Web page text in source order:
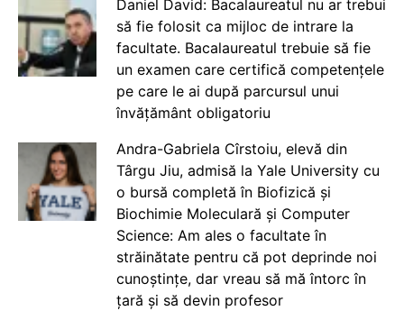
Daniel David: Bacalaureatul nu ar trebui
să fie folosit ca mijloc de intrare la
facultate. Bacalaureatul trebuie să fie
un examen care certifică competențele
pe care le ai după parcursul unui
învățământ obligatoriu
Andra-Gabriela Cîrstoiu, elevă din
Târgu Jiu, admisă la Yale University cu
o bursă completă în Biofizică și
Biochimie Moleculară și Computer
Science: Am ales o facultate în
străinătate pentru că pot deprinde noi
cunoștințe, dar vreau să mă întorc în
țară și să devin profesor